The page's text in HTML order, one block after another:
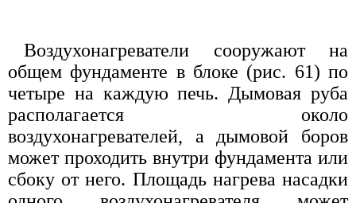
Воздухонагреватели сооружают на
общем фундаменте в блоке (рис. 61) по
четыре на каждую печь. Дымовая руба
располагается около
воздухонагревателей, а дымовой боров
может проходить внутри фундамента или
сбоку от него. Площадь нагрева насадки